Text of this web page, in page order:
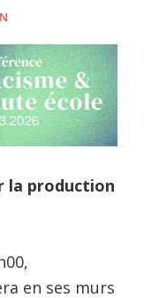
la production
en ses murs